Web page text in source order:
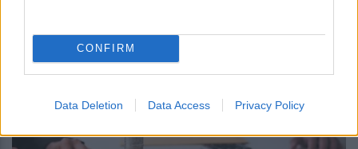
CONFIRM
Data Deletion Data Access Privacy Policy